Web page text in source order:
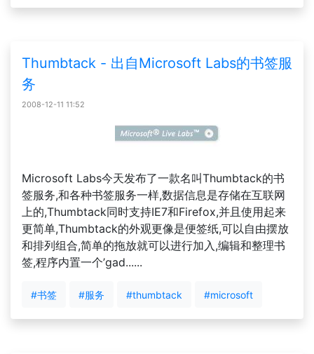
Thumbtack - 出自Microsoft Labs的书签服
务
2008-12-11 11:52
Microsoft Labs今天发布了一款名叫Thumbtack的书
签服务,和各种书签服务一样,数据信息是存储在互联网
上的,Thumbtack同时支持IE7和Firefox,并且使用起来
更简单,Thumbtack的外观更像是便签纸,可以自由摆放
和排列组合,简单的拖放就可以进行加入,编辑和整理书
签,程序内置一个’gad......
#书签 #服务 #thumbtack #microsoft